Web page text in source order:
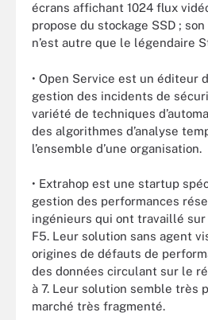
écrans affichant 1024 flux
propose du stockage SSD ;
n’est autre que le légendaire
• Open Service est un éditeur
gestion des incidents de
variété de techniques
des algorithmes d’analyse
l’ensemble d’une organisation.
• Extrahop est une startup
gestion des performances
ingénieurs qui ont travaillé sur
F5. Leur solution sans agent
origines de défauts de
des données circulant sur le
à 7. Leur solution semble très
marché très fragmenté.